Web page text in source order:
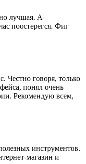
лучшая. А
поостерегся. Фиг
Честно говоря, только
понял очень
Рекомендую всем,
инструментов.
магазин и